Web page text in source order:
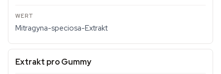
Mitragyna-speciosa-Extrakt
Extrakt pro Gummy